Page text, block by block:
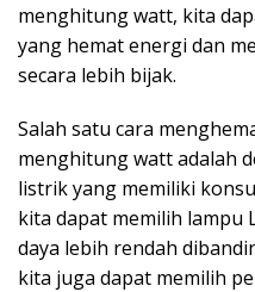
menghitung watt, kita
yang hemat energi dan
secara lebih bijak.
Salah satu cara
menghitung watt adalah
listrik yang memiliki
kita dapat memilih lampu
daya lebih rendah
kita juga dapat memilih